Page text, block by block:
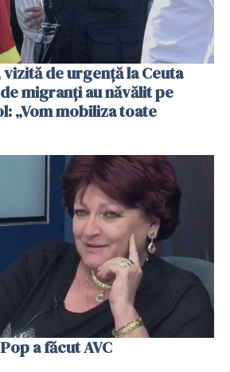
de urgență la Ceuta
migranți au năvălit pe
„Vom mobiliza toate
a făcut AVC